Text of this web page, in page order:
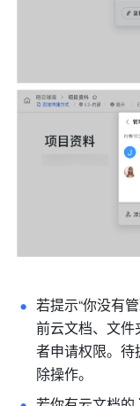
若提示“你没有
前云文档、文
者申请权限。
除操作。